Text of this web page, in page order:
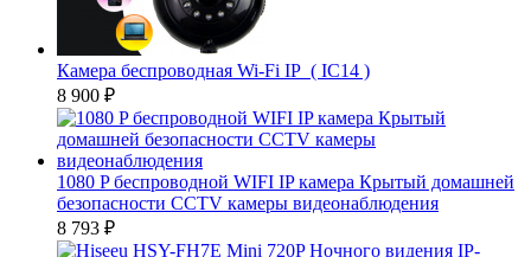
Камера беспроводная Wi-Fi IP ( IC14 )
8 900 ₽
1080 P беспроводной WIFI IP камера Крытый домашней
безопасности CCTV камеры видеонаблюдения
8 793 ₽